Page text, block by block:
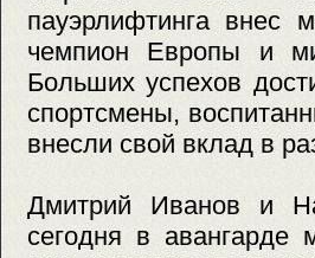
пауэрлифтинга внес
чемпион Европы и
Больших успехов
спортсмены,
внесли свой вклад в
Дмитрий Иванов и
сегодня в авангарде